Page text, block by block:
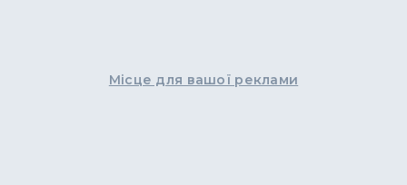
Місце для вашої реклами